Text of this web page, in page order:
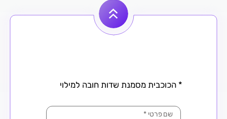
* הכוכבית מסמנת שדות חובה למילוי
שם פרטי *